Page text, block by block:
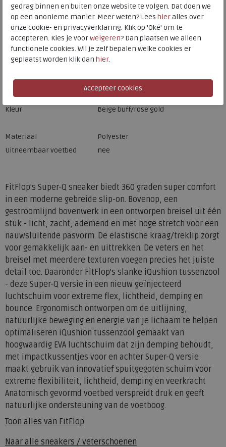
FitFlop's Super-Q sneaker biedt 360 graden super comfort
in een moderne gebreide slip-on. Bovenop, een
gestroomlijnd bovenwerk in een ontworpen breisel uit één
stuk - licht, zacht, ademend en met hoge stretch voor een
nauwsluitende pasvorm. De elastische kraag/treklip zorgt
voor gemakkelijk aan- en uittrekken. De veters en het
breisel met meerdere texturen voegen precies het juiste
detail toe. Daaronder FitFlop's slanke iQushion tussenzool
- deze Super-Q versie in een nieuw geïnjecteerd
luchtschuim voor extreme flex, lichtheid, demping en
bounce. Ergonomisch ontworpen om de uitlijning,
natuurlijke beweging en energie van je lichaam te helpen
optimaliseren iQushion tussenzool gemaakt van
hoogwaardig EVA luchtschuim dat zijn demping behoudt,
met impactkussentjes voor en achter Super-Q versie
maakt gebruik van innovatief spuitgegoten schuim voor
extreme flexibiliteit, lichtheid, demping en veerkracht
Anatomisch gevormd voetbed verspreidt druk en geeft
natuurlijke ondersteuning van de voetboog.
Toon alles van FitFlop
Naar alle sneakers / veterschoenen
Fabrikantcode
JH9-C70
Bestelcode
ffjh9c70
Kleur
Beige buff/rose gold
Materiaal
Polyester
Uitneembaar voetbed
nee
gedrag binnen en buiten onze website te volgen. Dat doen we
op een anonieme manier. Meer weten? Lees hieralles over
onze cookie- en privacyverklaring. Klik op 'Oké' om te
accepteren. Kies je voorweigeren? Dan plaatsen we alleen
functionele cookies. Wil je zelf bepalen welke cookies er
geplaatst worden klik dan hier.